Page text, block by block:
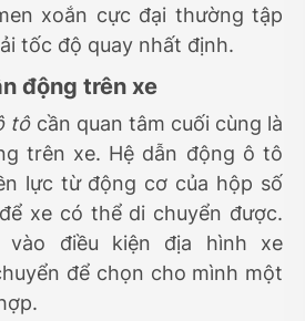
xoắn cực đại thường tập
tốc độ quay nhất định.
động trên xe
tôcần quan tâm cuối cùng là
trên xe. Hệ dẫn động ô tô
lực từ động cơ của hộp số
xe có thể di chuyển được.
điều kiện địa hình xe
để chọn cho mình một